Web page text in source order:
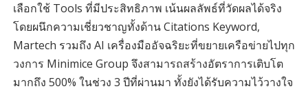
เลือกใช้ Tools ที่มีประสิทธิภาพ เน้นผลลัพธ์ที่วัดผลได้จริง
โดยผนึกความเชี่ยวชาญทั้งด้าน Citations Keyword,
Martech รวมถึง AI เครื่องมืออัจฉริยะที่ขยายเครือข่ายไปทุก
วงการ Minimice Group จึงสามารถสร้างอัตราการเติบโต
มากถึง 500% ในช่วง 3 ปีที่ผ่านมา ทั้งยังได้รับความไว้วางใจ